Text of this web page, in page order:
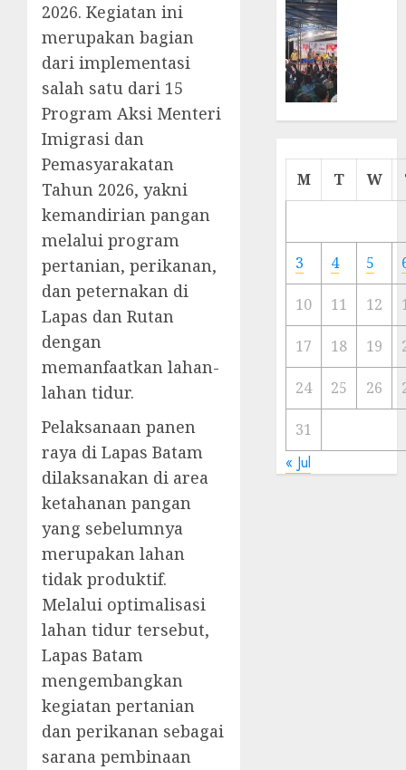
2026. Kegiatan ini
merupakan bagian
dari implementasi
salah satu dari 15
Program Aksi Menteri
Imigrasi dan
Pemasyarakatan
Tahun 2026, yakni
kemandirian pangan
melalui program
pertanian, perikanan,
dan peternakan di
Lapas dan Rutan
dengan
memanfaatkan lahan-
lahan tidur.
Pelaksanaan panen
raya di Lapas Batam
dilaksanakan di area
ketahanan pangan
yang sebelumnya
merupakan lahan
tidak produktif.
Melalui optimalisasi
lahan tidur tersebut,
Lapas Batam
mengembangkan
kegiatan pertanian
dan perikanan sebagai
sarana pembinaan
Cermin
Ibu
Kota
23/11/
M T W
3 4 5
10 11 12
17 18 19
24 25 26
31
« Jul